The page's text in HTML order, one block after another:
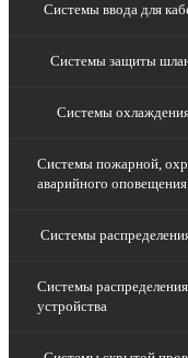
Системы ввода для
Системы защиты
Системы
Системы пожарной,
аварийного оповещения
Системы
Системы
устройства